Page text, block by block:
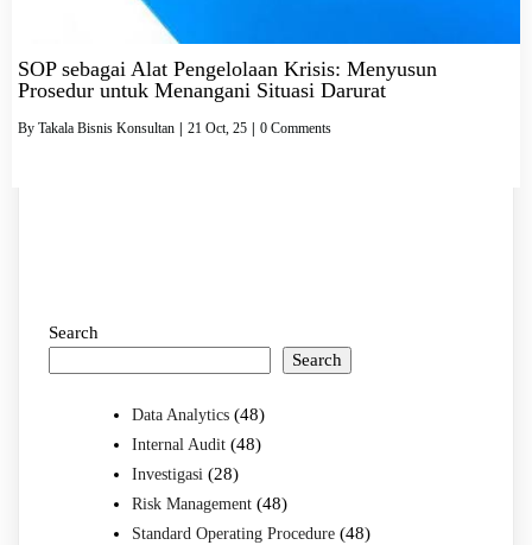
SOP sebagai Alat Pengelolaan Krisis: Menyusun
Prosedur untuk Menangani Situasi Darurat
By Takala Bisnis Konsultan 21 Oct, 25 0 Comments
Search
Search
Data Analytics (48)
Internal Audit (48)
Investigasi (28)
Risk Management (48)
Standard Operating Procedure (48)